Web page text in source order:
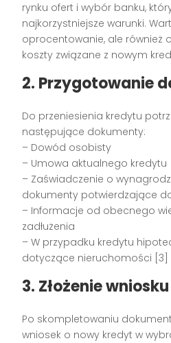
rynku ofert i wybór banku,
najkorzystniejsze warunki.
oprocentowanie, ale również
koszty związane z nowym
2. Przygotowanie
Do przeniesienia kredytu
następujące dokumenty:
– Dowód osobisty
– Umowa aktualnego kredytu
– Zaświadczenie o
dokumenty potwierdzające
– Informacje od obecnego
zadłużenia
– W przypadku kredytu
dotyczące nieruchomości [3]
3. Złożenie
Po skompletowaniu
wniosek o nowy kredyt w